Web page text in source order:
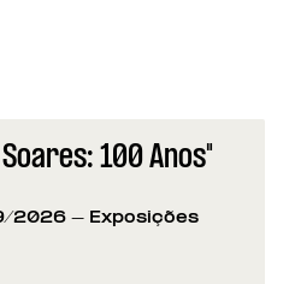
100 Anos"
2026 - Exposições